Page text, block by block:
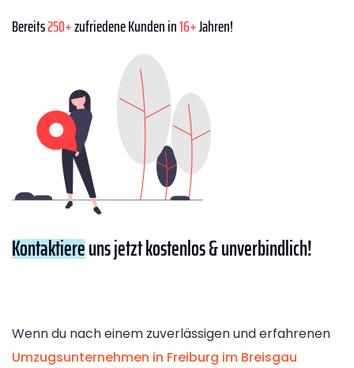
Bereits250+zufriedene Kunden in16+Jahren!
Kontaktiereuns jetzt kostenlos & unverbindlich!
Wenn du nach einem zuverlässigen und erfahrenen
Umzugsunternehmen in Freiburg im Breisgau